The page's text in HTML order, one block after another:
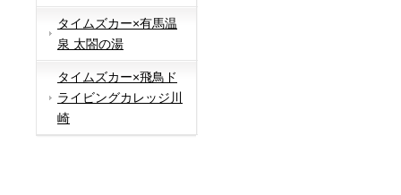
タイムズカー×有馬温
泉 太閤の湯
タイムズカー×飛鳥ド
ライビングカレッジ川
崎